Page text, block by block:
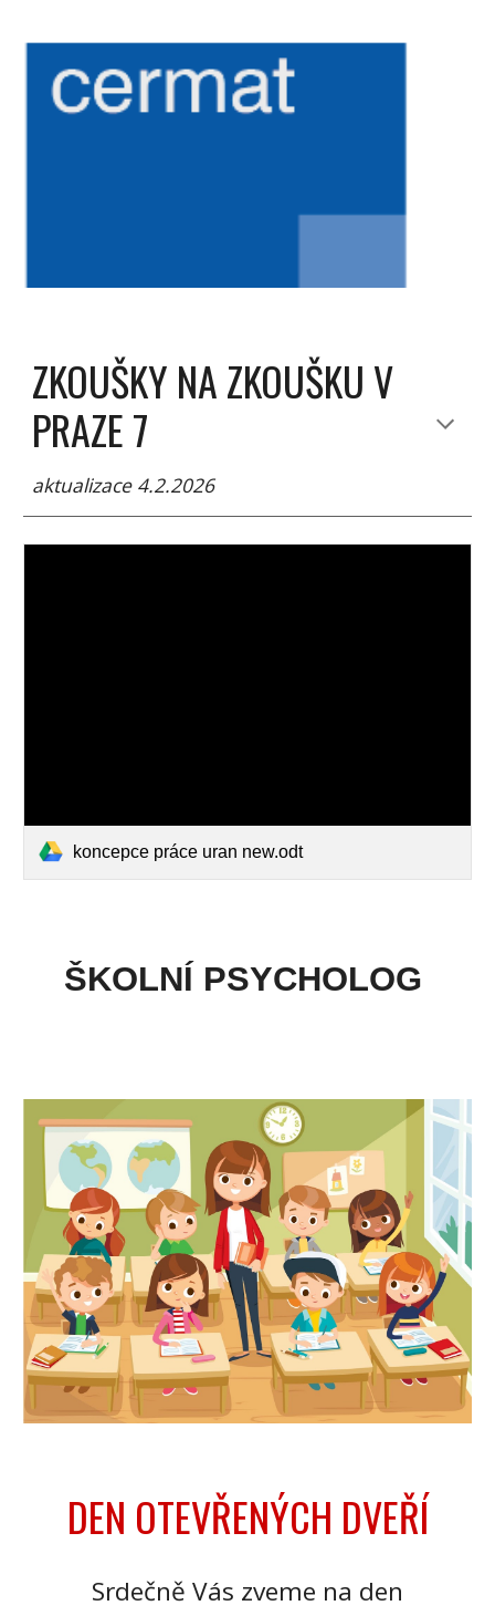
ZKOUŠKY NA ZKOUŠKU V
PRAZE 7
aktualizace 4.2.2026
koncepce práce uran new.odt
ŠKOLNÍ PSYCHOLOG
DEN OTEVŘENÝCH DVEŘÍ
Srdečně Vás zveme na den